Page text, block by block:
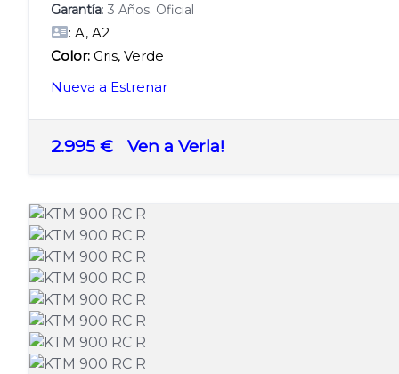
Garantía: 3 Años. Oficial
: A, A2
Color: Gris, Verde
Nueva a Estrenar
2.995 € Ven a Verla!